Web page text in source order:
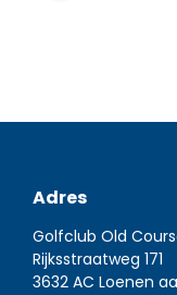
Adres
Golfclub Old
Rijksstraatweg 171
3632 AC Loenen